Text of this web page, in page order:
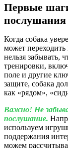
Первые
послушания
Когда собака
может
нельзя забывать,
тренировки,
поле и другие
защите, собака
как «рядом»,
Важно! Не
послушание.
используем
поддержания
можем